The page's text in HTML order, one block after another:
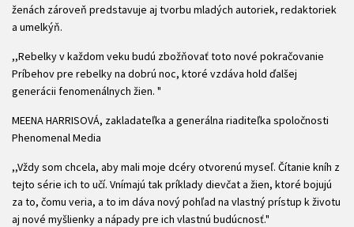
ženách zároveň predstavuje aj tvorbu mladých autoriek, redaktoriek
a umelkýň.
,,Rebelky v každom veku budú zbožňovať toto nové pokračovanie
Príbehov pre rebelky na dobrú noc, ktoré vzdáva hold ďalšej
generácii fenomenálnych žien. "
MEENA HARRISOVÁ, zakladateľka a generálna riaditeľka spoločnosti
Phenomenal Media
,,Vždy som chcela, aby mali moje dcéry otvorenú myseľ. Čítanie kníh z
tejto série ich to učí. Vnímajú tak príklady dievčat a žien, ktoré bojujú
za to, čomu veria, a to im dáva nový pohľad na vlastný prístup k životu
aj nové myšlienky a nápady pre ich vlastnú budúcnosť."